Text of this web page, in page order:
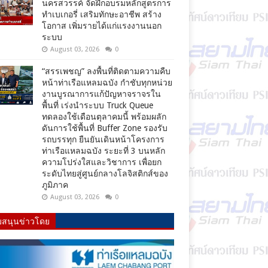
นครสวรรค์ จัดฝึกอบรมหลักสูตรการ
ทำเบเกอรี่ เสริมทักษะอาชีพ สร้าง
โอกาส เพิ่มรายได้แก่แรงงานนอก
ระบบ
August 03, 2026 0
“สรรเพชญ” ลงพื้นที่ติดตามความคืบ
หน้าท่าเรือแหลมฉบัง กำชับทุกหน่วย
งานบูรณาการแก้ปัญหาจราจรใน
พื้นที่ เร่งนำระบบ Truck Queue
ทดลองใช้เดือนตุลาคมนี้ พร้อมผลัก
ดันการใช้พื้นที่ Buffer Zone รองรับ
รถบรรทุก ยืนยันเดินหน้าโครงการ
ท่าเรือแหลมฉบัง ระยะที่ 3 บนหลัก
ความโปร่งใสและวิชาการ เพื่อยก
ระดับไทยสู่ศูนย์กลางโลจิสติกส์ของ
ภูมิภาค
August 03, 2026 0
นุนข่าวโดย